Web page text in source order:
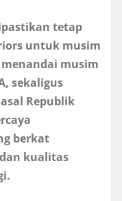
tetap
untuk musim
menandai musim
sekaligus
Republik
berkat
kualitas